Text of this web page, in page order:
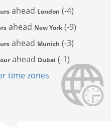
ahead London (-4)
ahead New York (-9)
ahead Munich (-3)
ahead Dubai (-1)
time zones